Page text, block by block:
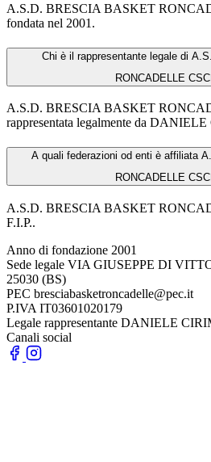
A.S.D. BRESCIA BASKET
fondata nel 2001.
Chi è il rappresentante legale di
RONCADELLE
A.S.D. BRESCIA BASKET
rappresentata legalmente da
A quali federazioni od enti è affiliata
RONCADELLE
A.S.D. BRESCIA BASKET
F.I.P..
Anno di fondazione 2001
Sede legale VIA GIUSEPPE DI
25030 (BS)
PEC bresciabasketroncadelle@pec.it
P.IVA IT03601020179
Legale rappresentante DANIELE
Canali social